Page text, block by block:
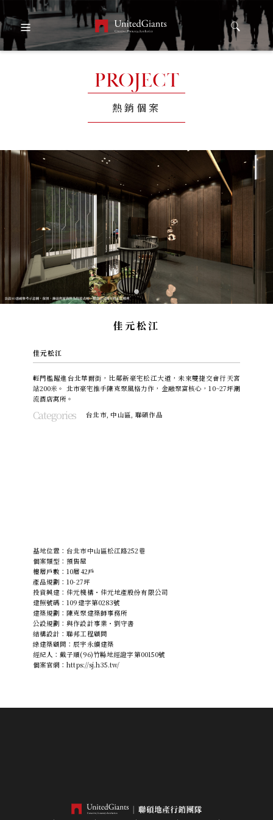
PROJECT
熱銷個案
佳元松江
佳元松江
輕門檻躍進台北華爾街，比鄰新豪宅松江大道，未來雙捷交會行天宮
站200米。 北市豪宅推手陳克聚風格力作，金融聚富核心，10~27坪潮
流酒店寓所。
Categories 台北市, 中山區, 聯碩作品
基地位置：台北市中山區松江路252巷
個案類型：預售屋
樓層戶數：10層42戶
產品規劃：10-27坪
投資興建：佳元機構・佳元地產股份有限公司
建照號碼：109建字第0283號
建築規劃：陳克聚建築師事務所
公設規劃：與作設計事業・劉守書
結構設計：聯邦工程顧問
綠建築顧問：辰宇永續建築
經紀人：戴子順(96)竹縣地經證字第00150號
個案官網：https://sj.h35.tw/